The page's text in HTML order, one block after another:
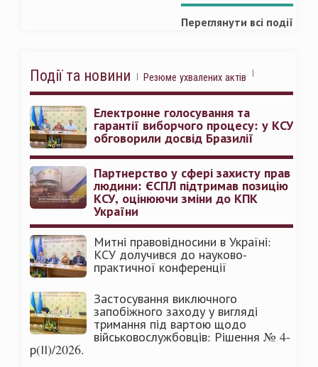
Переглянути всі події
Події та новини Резюме ухвалених актів
Електронне голосування та
гарантії виборчого процесу: у КСУ
обговорили досвід Бразилії
Партнерство у сфері захисту прав
людини: ЄСПЛ підтримав позицію
КСУ, оцінюючи зміни до КПК
України
Митні правовідносини в Україні:
КСУ долучився до науково-
практичної конференції
Застосування виключного
запобіжного заходу у вигляді
тримання під вартою щодо
військовослужбовців: Рішення № 4-
р(ІІ)/2026.